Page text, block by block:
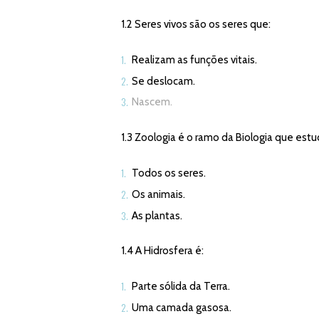
1.2 Seres vivos são os seres que:
Realizam as funções vitais.
Se deslocam.
Nascem.
1.3 Zoologia é o ramo da Biologia que
Todos os seres.
Os animais.
As plantas.
1.4 A Hidrosfera é:
Parte sólida da Terra.
Uma camada gasosa.